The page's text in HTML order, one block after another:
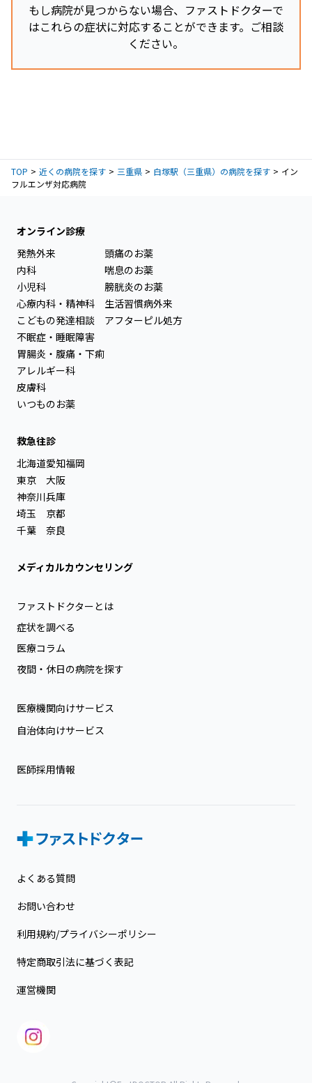
もし病院が見つからない場合、ファストドクターで
はこれらの症状に対応することができます。ご相談
ください。
TOP 近くの病院を探す 三重県 白塚駅（三重県）の病院を探す
イン
フルエンザ対応病院
オンライン診療
発熱外来
内科
小児科
心療内科・精神科
こどもの発達相談
不眠症・睡眠障害
胃腸炎・腹痛・下痢
アレルギー科
皮膚科
いつものお薬
頭痛のお薬
喘息のお薬
膀胱炎のお薬
生活習慣病外来
アフターピル処方
救急往診
北海道
東京
神奈川
埼玉
千葉
愛知
大阪
兵庫
京都
奈良
福岡
メディカルカウンセリング
ファストドクターとは
症状を調べる
医療コラム
夜間・休日の病院を探す
医療機関向けサービス
自治体向けサービス
医師採用情報
よくある質問
お問い合わせ
利用規約/プライバシーポリシー
特定商取引法に基づく表記
運営機関